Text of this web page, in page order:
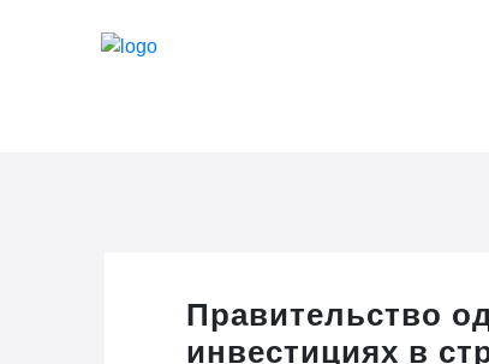
Правительство
инвестициях в